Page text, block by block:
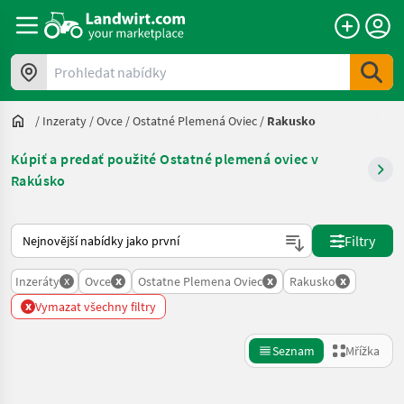
Prohledat nabídky
/ Inzeraty /Ovce /Ostatné Plemená Oviec / Rakusko
Kúpiť a predať použité Ostatné plemená oviec v
Rakúsko
Takto se řadí nabídky na Landwirt.com
Filtry
Inzeráty x Ovce x Ostatne Plemena Oviec x Rakusko x
x Vymazat všechny filtry
Seznam Mřížka